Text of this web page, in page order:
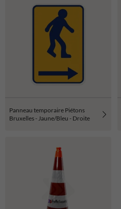
Panneau temporaire Piétons
Bruxelles - Jaune/Bleu - Droite